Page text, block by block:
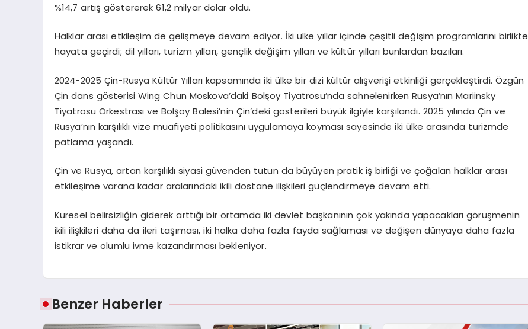
%14,7 artış göstererek 61,2 milyar dolar oldu.
Halklar arası etkileşim de gelişmeye devam ediyor. İki ülke yıllar içinde çeşitli değişim programlarını birlikte
hayata geçirdi; dil yılları, turizm yılları, gençlik değişim yılları ve kültür yılları bunlardan bazıları.
2024-2025 Çin-Rusya Kültür Yılları kapsamında iki ülke bir dizi kültür alışverişi etkinliği gerçekleştirdi. Özgün
Çin dans gösterisi Wing Chun Moskova’daki Bolşoy Tiyatrosu’nda sahnelenirken Rusya’nın Mariinsky
Tiyatrosu Orkestrası ve Bolşoy Balesi’nin Çin’deki gösterileri büyük ilgiyle karşılandı. 2025 yılında Çin ve
Rusya’nın karşılıklı vize muafiyeti politikasını uygulamaya koyması sayesinde iki ülke arasında turizmde
patlama yaşandı.
Çin ve Rusya, artan karşılıklı siyasi güvenden tutun da büyüyen pratik iş birliği ve çoğalan halklar arası
etkileşime varana kadar aralarındaki ikili dostane ilişkileri güçlendirmeye devam etti.
Küresel belirsizliğin giderek arttığı bir ortamda iki devlet başkanının çok yakında yapacakları görüşmenin
ikili ilişkileri daha da ileri taşıması, iki halka daha fazla fayda sağlaması ve değişen dünyaya daha fazla
istikrar ve olumlu ivme kazandırması bekleniyor.
Benzer Haberler